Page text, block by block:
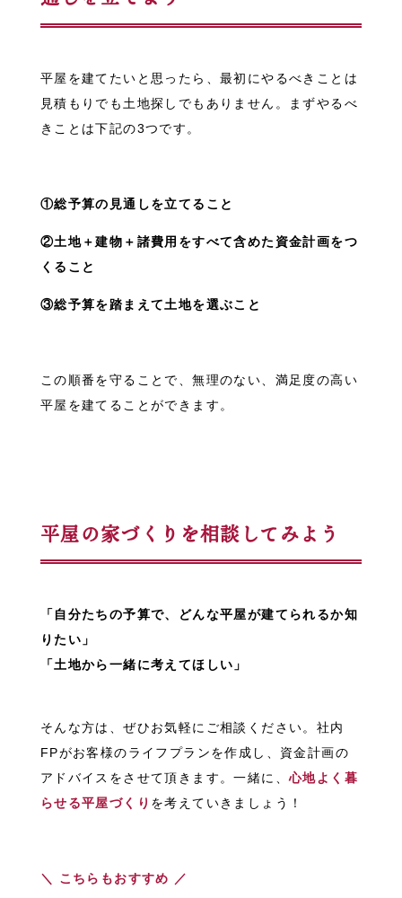
平屋を建てたいと思ったら、最初にやるべきことは
見積もりでも土地探しでもありません。まずやるべ
きことは下記の3つです。
①総予算の見通しを立てること
②土地＋建物＋諸費用をすべて含めた資金計画をつ
くること
③総予算を踏まえて土地を選ぶこと
この順番を守ることで、無理のない、満足度の高い
平屋を建てることができます。
平屋の家づくりを相談してみよう
「自分たちの予算で、どんな平屋が建てられるか知
りたい」
「土地から一緒に考えてほしい」
そんな方は、ぜひお気軽にご相談ください。社内
FPがお客様のライフプランを作成し、資金計画の
アドバイスをさせて頂きます。一緒に、 心地よく暮
らせる平屋づくり を考えていきましょう！
＼ こちらもおすすめ ／